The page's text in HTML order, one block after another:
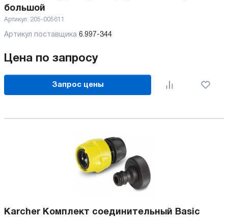
большой
Артикул: 205-005611
Артикул поставщика 6.997-344
Цена по запросу
Запрос цены
Karcher Комплект соединительный Basic